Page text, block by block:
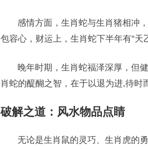
感情方面，生肖蛇与生肖猪相冲
包容心，财运上，生肖蛇下半年有“天
晚年时期，生肖蛇福泽深厚，但
肖蛇的醍醐之智，在于以退为进,待时
破解之道：风水物品点睛
无论是生肖鼠的灵巧、生肖虎的